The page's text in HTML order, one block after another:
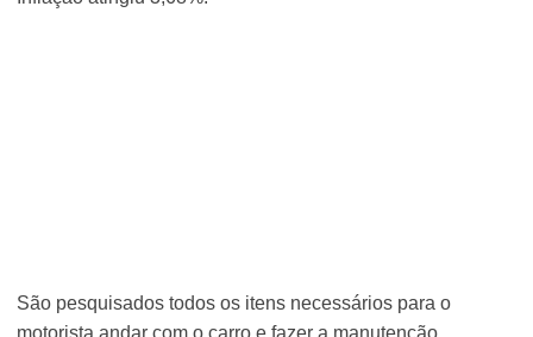
São pesquisados todos os itens necessários para o